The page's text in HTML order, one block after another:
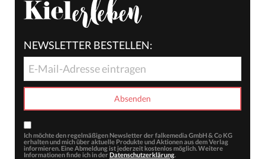
NEWSLETTER BESTELLEN:
Ich möchte den regelmäßigen Newsletter der falkemedia GmbH & Co KG
erhalten und mich über aktuelle Produkte und Aktionen aus dem Verlag
informieren. Eine Abmeldung ist jederzeit kostenlos möglich. Weitere
Informationen finde ich in der Datenschutzerklärung.